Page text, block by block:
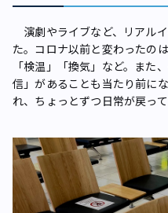
演劇やライブなど、リアル
た。コロナ以前と変わったの
「検温」「換気」など。また
信」があることも当たり前に
れ、ちょっとずつ日常が戻って